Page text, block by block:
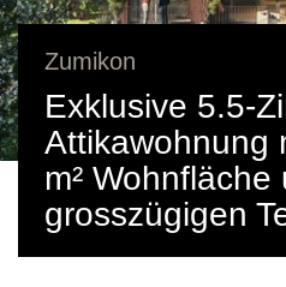
Zumikon
Exklusive 5.5-
Attikawohnung
m² Wohnfläche
grosszügigen